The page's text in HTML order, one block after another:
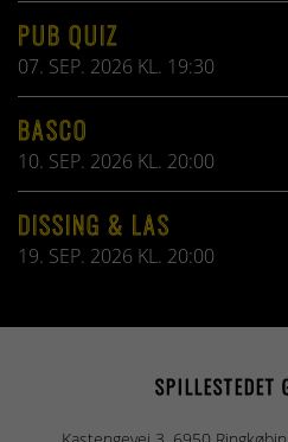
PUB QUIZ
07. SEP. 2026 KL. 19:30
BASCO
10. SEP. 2026 KL. 20:00
DISSING & LAS
19. SEP. 2026 KL. 20:00
SPILLESTEDET